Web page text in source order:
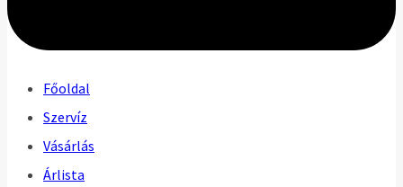
Főoldal
Szervíz
Vásárlás
Árlista